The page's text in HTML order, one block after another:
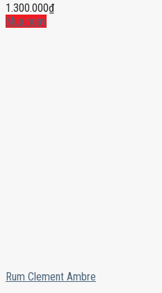
1.300.000₫
Mua ngay
Rum Clement Ambre